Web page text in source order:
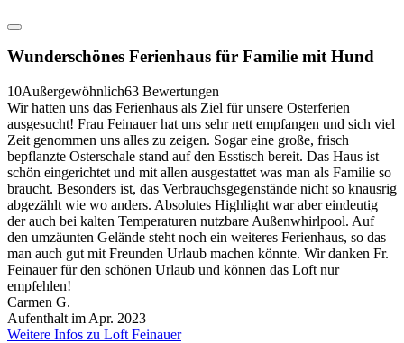
Wunderschönes Ferienhaus für Familie mit Hund
10Außergewöhnlich63 Bewertungen
Wir hatten uns das Ferienhaus als Ziel für unsere Osterferien
ausgesucht! Frau Feinauer hat uns sehr nett empfangen und sich viel
Zeit genommen uns alles zu zeigen. Sogar eine große, frisch
bepflanzte Osterschale stand auf den Esstisch bereit. Das Haus ist
schön eingerichtet und mit allen ausgestattet was man als Familie so
braucht. Besonders ist, das Verbrauchsgegenstände nicht so knausrig
abgezählt wie wo anders. Absolutes Highlight war aber eindeutig
der auch bei kalten Temperaturen nutzbare Außenwhirlpool. Auf
den umzäunten Gelände steht noch ein weiteres Ferienhaus, so das
man auch gut mit Freunden Urlaub machen könnte. Wir danken Fr.
Feinauer für den schönen Urlaub und können das Loft nur
empfehlen!
Carmen G.
Aufenthalt im Apr. 2023
Weitere Infos zu Loft Feinauer